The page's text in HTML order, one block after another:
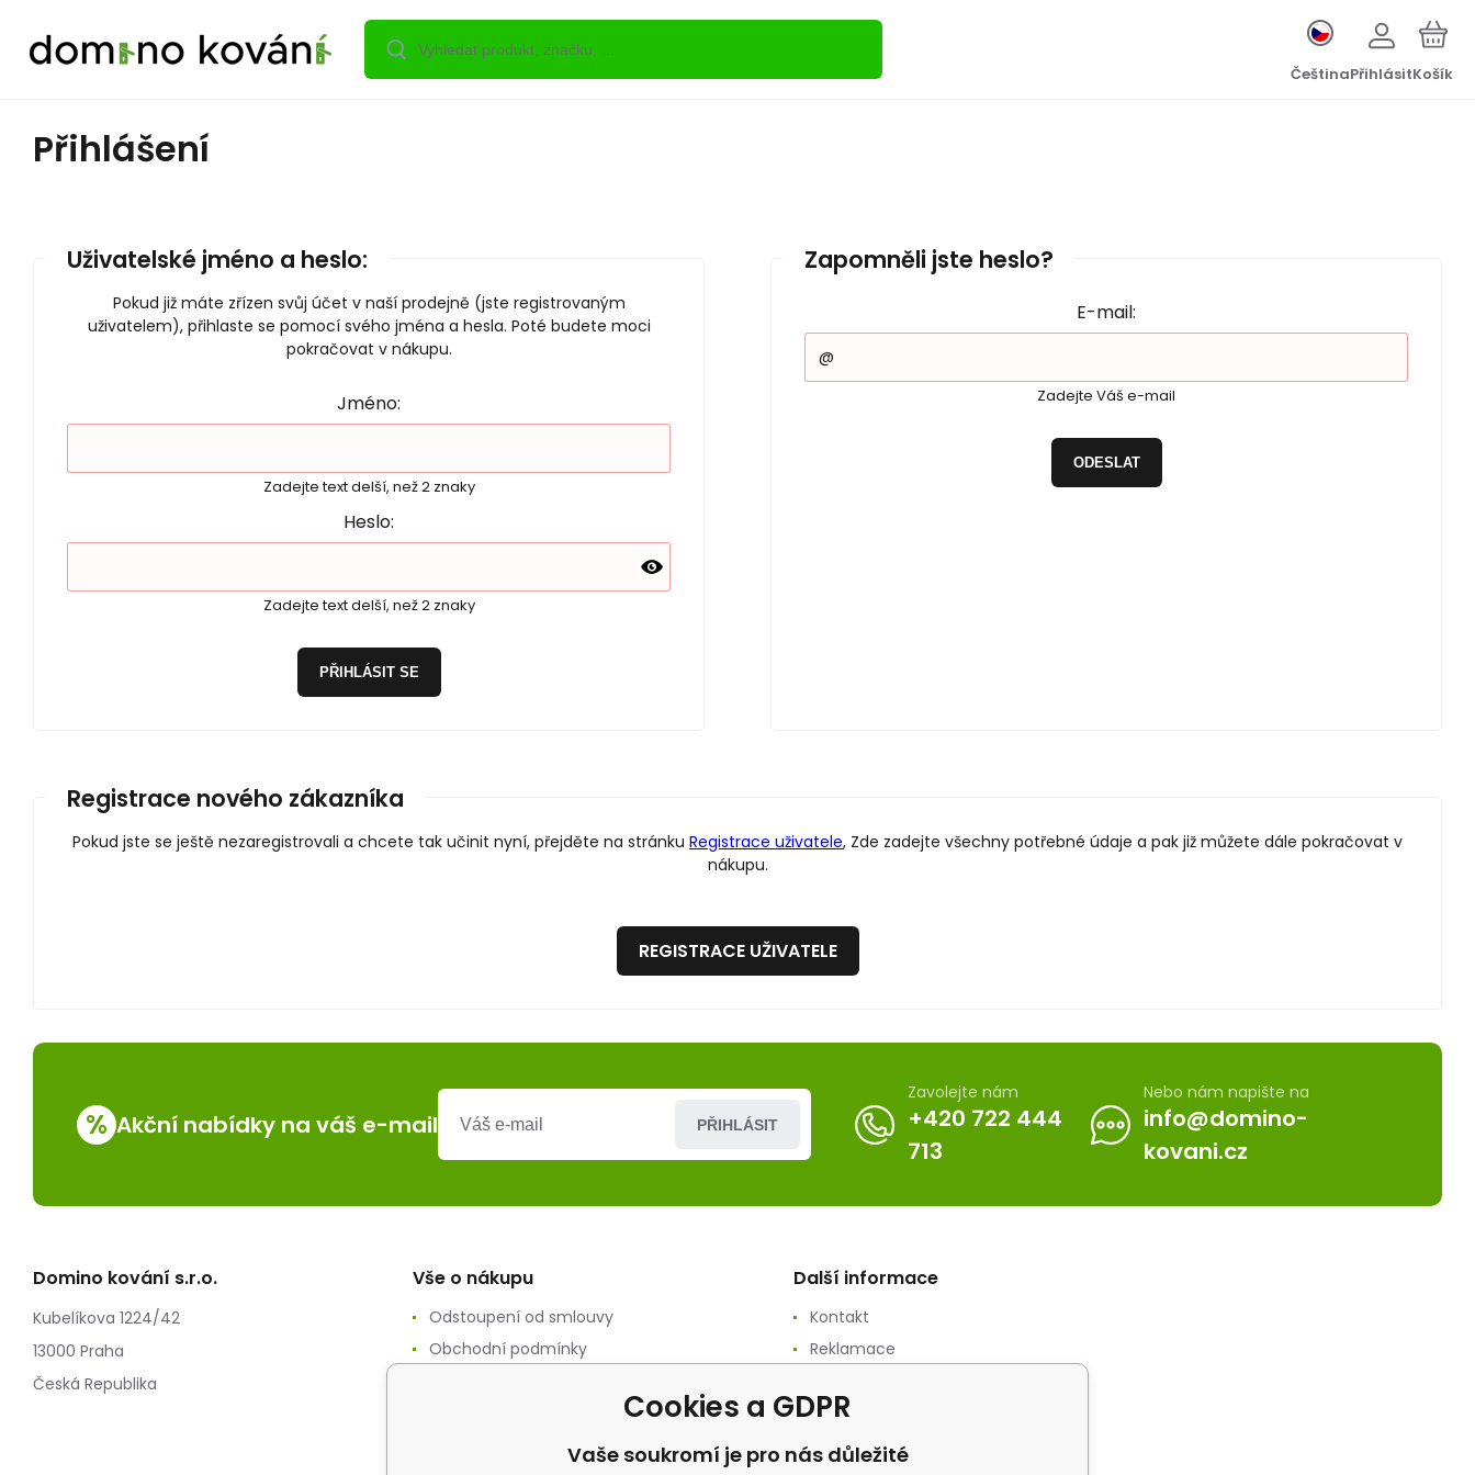
ČeštinaPřihlásitKošík
Přihlášení
Uživatelské jméno a heslo:
Pokud již máte zřízen svůj účet v naší prodejně (jste registrovaným
uživatelem), přihlaste se pomocí svého jména a hesla. Poté budete moci
pokračovat v nákupu.
Jméno:
Zadejte text delší, než 2 znaky
Heslo:
Zadejte text delší, než 2 znaky
PŘIHLÁSIT SE
Zapomněli jste heslo?
E-mail:
Zadejte Váš e-mail
ODESLAT
Registrace nového zákazníka
Pokud jste se ještě nezaregistrovali a chcete tak učinit nyní, přejděte na stránku Registrace uživatele, Zde zadejte všechny potřebné údaje a pak již můžete dále pokračovat v
nákupu.
REGISTRACE UŽIVATELE
% Akční nabídky na váš e-mail PŘIHLÁSIT
Zavolejte nám
+420 722 444
713
Nebo nám napište na
info@domino-
kovani.cz
Domino kování s.r.o.
Kubelíkova 1224/42
13000 Praha
Česká Republika
Vše o nákupu
Odstoupení od smlouvy
Obchodní podmínky
Další informace
Kontakt
Reklamace
Cookies a GDPR
Vaše soukromí je pro nás důležité